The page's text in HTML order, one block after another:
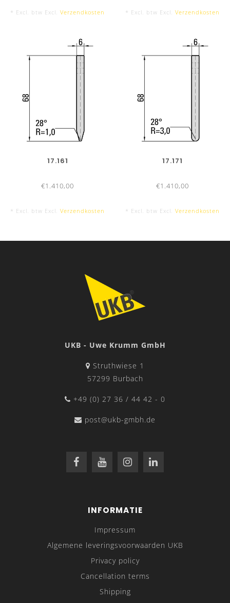
* Excl. btw Excl. Verzendkosten * Excl. btw Excl. Verzendkosten
17.161
€1.410,00
* Excl. btw Excl. Verzendkosten
17.171
€1.410,00
* Excl. btw Excl. Verzendkosten
UKB - Uwe Krumm GmbH
Struthwiese 1
57299 Burbach
+49 (0) 27 36 / 44 42 - 0
post@ukb-gmbh.de
INFORMATIE
Impressum
Algemene leveringsvoorwaarden UKB
Privacy policy
Cancellation terms
Shipping